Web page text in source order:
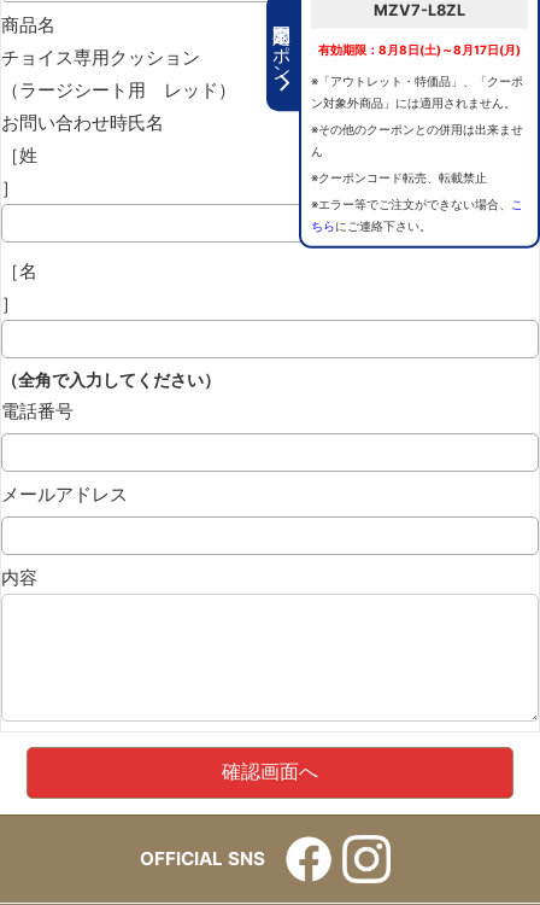
期間限定クーポン
MZV7-L8ZL
有効期限：8月8日(土)～8月17日(月)
※「アウトレット・特価品」、「クーポ
ン対象外商品」には適用されません。
※その他のクーポンとの併用は出来ませ
ん
※クーポンコード転売、転載禁止
※エラー等でご注文ができない場合、
こ
ちらにご連絡下さい。
商品名
チョイス専用クッション
（ラージシート用 レッド）
お問い合わせ時氏名
［姓
］
［名
］
（全角で入力してください）
電話番号
メールアドレス
内容
OFFICIAL SNS